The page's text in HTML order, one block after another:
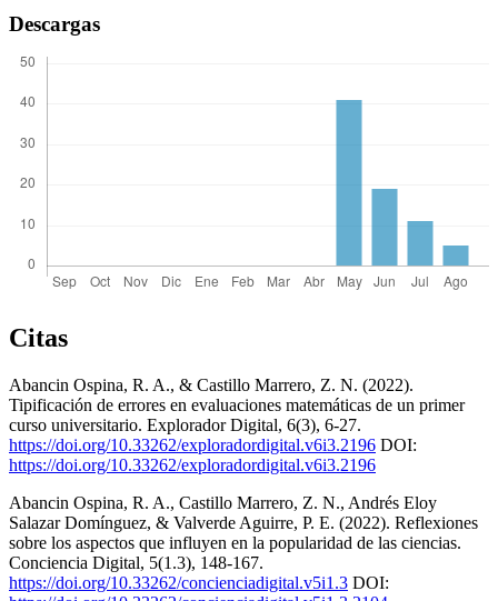
Descargas
Citas
Abancin Ospina, R. A., & Castillo Marrero, Z. N. (2022).
Tipificación de errores en evaluaciones matemáticas de un primer
curso universitario. Explorador Digital, 6(3), 6-27.
https://doi.org/10.33262/exploradordigital.v6i3.2196 DOI:
https://doi.org/10.33262/exploradordigital.v6i3.2196
Abancin Ospina, R. A., Castillo Marrero, Z. N., Andrés Eloy
Salazar Domínguez, & Valverde Aguirre, P. E. (2022). Reflexiones
sobre los aspectos que influyen en la popularidad de las ciencias.
Conciencia Digital, 5(1.3), 148-167.
https://doi.org/10.33262/concienciadigital.v5i1.3 DOI: